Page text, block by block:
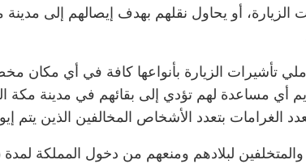
أو يحاول نقلهم بهدف إيصالهم إلى مدينة
تأشيرات الزيارة بأنواعها كافة في أي
أي مساعدة لهم تؤدي إلى بقائهم في مدينة
لبلادهم ومنعهم من دخول المملكة لمدة (10)